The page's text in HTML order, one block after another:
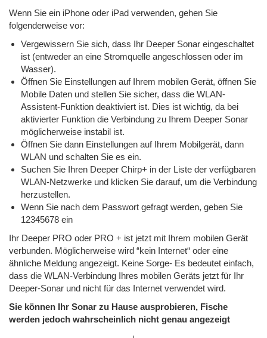
Wenn Sie ein iPhone oder iPad verwenden, gehen Sie
folgenderweise vor:
Vergewissern Sie sich, dass Ihr Deeper Sonar eingeschaltet
ist (entweder an eine Stromquelle angeschlossen oder im
Wasser).
Öffnen Sie Einstellungen auf Ihrem mobilen Gerät, öffnen Sie
Mobile Daten und stellen Sie sicher, dass die WLAN-
Assistent-Funktion deaktiviert ist. Dies ist wichtig, da bei
aktivierter Funktion die Verbindung zu Ihrem Deeper Sonar
möglicherweise instabil ist.
Öffnen Sie dann Einstellungen auf Ihrem Mobilgerät, dann
WLAN und schalten Sie es ein.
Suchen Sie Ihren Deeper Chirp+ in der Liste der verfügbaren
WLAN-Netzwerke und klicken Sie darauf, um die Verbindung
herzustellen.
Wenn Sie nach dem Passwort gefragt werden, geben Sie
12345678 ein
Ihr Deeper PRO oder PRO + ist jetzt mit Ihrem mobilen Gerät
verbunden. Möglicherweise wird “kein Internet“ oder eine
ähnliche Meldung angezeigt. Keine Sorge- Es bedeutet einfach,
dass die WLAN-Verbindung Ihres mobilen Geräts jetzt für Ihr
Deeper-Sonar und nicht für das Internet verwendet wird.
Sie können Ihr Sonar zu Hause ausprobieren, Fische
werden jedoch wahrscheinlich nicht genau angezeigt